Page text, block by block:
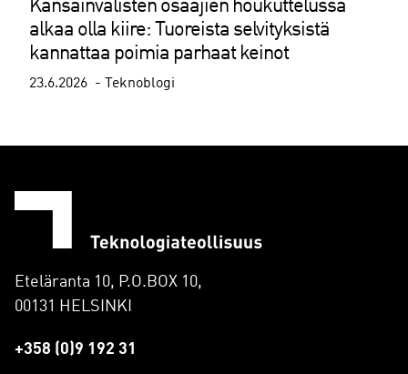
Kansainvälisten osaajien houkuttelussa
alkaa olla kiire: Tuoreista selvityksistä
kannattaa poimia parhaat keinot
23.6.2026 Teknoblogi
Eteläranta 10, P.O.BOX 10,
00131 HELSINKI
+358 (0)9 192 31